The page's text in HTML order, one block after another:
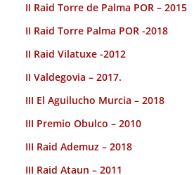
II Raid Torre de Palma POR – 2015
II Raid Torre Palma POR -2018
II Raid Vilatuxe -2012
II Valdegovia – 2017.
III El Aguilucho Murcia – 2018
III Premio Obulco – 2010
III Raid Ademuz – 2018
III Raid Ataun – 2011